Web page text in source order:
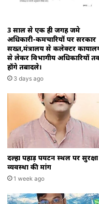
3 साल से एक ही जगह जमे
अधिकारी-कर्मचारियों पर सरकार
सख्त,मंत्रालय से कलेक्टर
से लेकर विभागीय अधिकारियों
होंगे तबादले।
3 days ago
दल्हा पहाड़ पर्यटन स्थल पर सुरक्षा
व्यवस्था की मांग
1 week ago